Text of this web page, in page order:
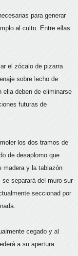
para generar
al culto. Entre ellas
el zócalo de pizarra
sobre lecho de
ella deben de eliminarse
futuras de
los dos tramos de
de desaplomo que
madera y la tablazón
separará del muro sur
seccionad por
cegado y al
a su apertura.